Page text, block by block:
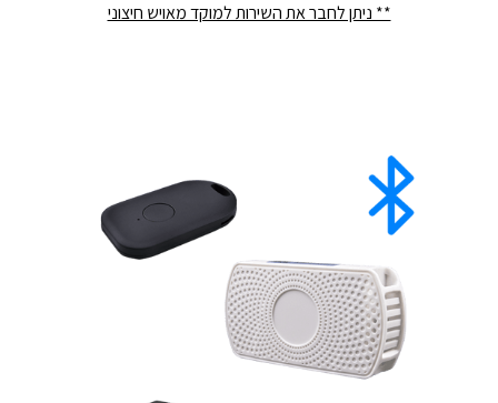
** ניתן לחבר את השירות למוקד מאויש חיצוני